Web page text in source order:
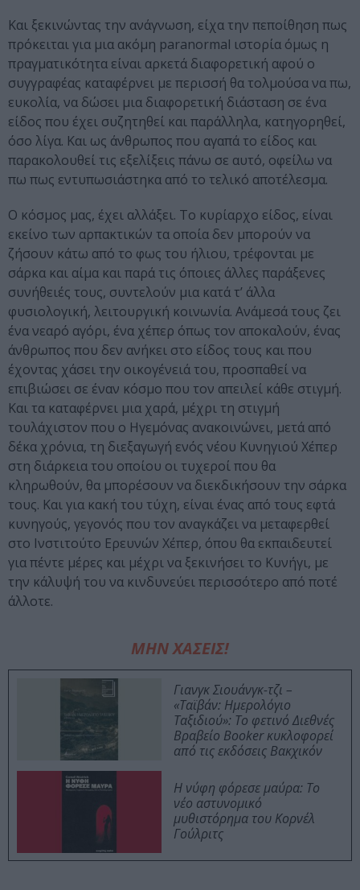
Και ξεκινώντας την ανάγνωση, είχα την πεποίθηση πως
πρόκειται για μια ακόμη paranormal ιστορία όμως η
πραγματικότητα είναι αρκετά διαφορετική αφού ο
συγγραφέας καταφέρνει με περισσή θα τολμούσα να πω,
ευκολία, να δώσει μια διαφορετική διάσταση σε ένα
είδος που έχει συζητηθεί και παράλληλα, κατηγορηθεί,
όσο λίγα. Και ως άνθρωπος που αγαπά το είδος και
παρακολουθεί τις εξελίξεις πάνω σε αυτό, οφείλω να
πω πως εντυπωσιάστηκα από το τελικό αποτέλεσμα.
Ο κόσμος μας, έχει αλλάξει. Το κυρίαρχο είδος, είναι
εκείνο των αρπακτικών τα οποία δεν μπορούν να
ζήσουν κάτω από το φως του ήλιου, τρέφονται με
σάρκα και αίμα και παρά τις όποιες άλλες παράξενες
συνήθειές τους, συντελούν μια κατά τ’ άλλα
φυσιολογική, λειτουργική κοινωνία. Ανάμεσά τους ζει
ένα νεαρό αγόρι, ένα χέπερ όπως τον αποκαλούν, ένας
άνθρωπος που δεν ανήκει στο είδος τους και που
έχοντας χάσει την οικογένειά του, προσπαθεί να
επιβιώσει σε έναν κόσμο που τον απειλεί κάθε στιγμή.
Και τα καταφέρνει μια χαρά, μέχρι τη στιγμή
τουλάχιστον που ο Ηγεμόνας ανακοινώνει, μετά από
δέκα χρόνια, τη διεξαγωγή ενός νέου Κυνηγιού Χέπερ
στη διάρκεια του οποίου οι τυχεροί που θα
κληρωθούν, θα μπορέσουν να διεκδικήσουν την σάρκα
τους. Και για κακή του τύχη, είναι ένας από τους εφτά
κυνηγούς, γεγονός που τον αναγκάζει να μεταφερθεί
στο Ινστιτούτο Ερευνών Χέπερ, όπου θα εκπαιδευτεί
για πέντε μέρες και μέχρι να ξεκινήσει το Κυνήγι, με
την κάλυψή του να κινδυνεύει περισσότερο από ποτέ
άλλοτε.
ΜΗΝ ΧΑΣΕΙΣ!
Γιανγκ Σιουάνγκ-τζι –
«Ταϊβάν: Ημερολόγιο
Ταξιδιού»: Το φετινό Διεθνές
Βραβείο Booker κυκλοφορεί
από τις εκδόσεις Βακχικόν
Η νύφη φόρεσε μαύρα: Το
νέο αστυνομικό
μυθιστόρημα του Κορνέλ
Γούλριτς